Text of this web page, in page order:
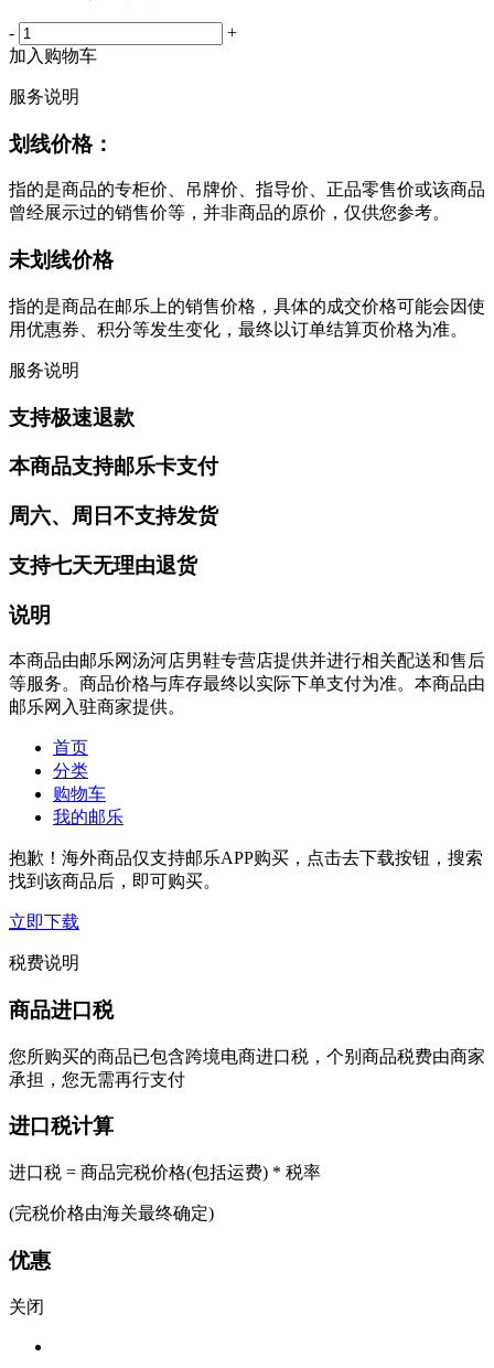
-
+
加入购物车
服务说明
划线价格：
指的是商品的专柜价、吊牌价、指导价、正品零售价或该商品
曾经展示过的销售价等，并非商品的原价，仅供您参考。
未划线价格
指的是商品在邮乐上的销售价格，具体的成交价格可能会因使
用优惠券、积分等发生变化，最终以订单结算页价格为准。
服务说明
支持极速退款
本商品支持邮乐卡支付
周六、周日不支持发货
支持七天无理由退货
说明
本商品由邮乐网汤河店男鞋专营店提供并进行相关配送和售后
等服务。商品价格与库存最终以实际下单支付为准。本商品由
邮乐网入驻商家提供。
首页
分类
购物车
我的邮乐
抱歉！海外商品仅支持邮乐APP购买，点击去下载按钮，搜索
找到该商品后，即可购买。
立即下载
税费说明
商品进口税
您所购买的商品已包含跨境电商进口税，个别商品税费由商家
承担，您无需再行支付
进口税计算
进口税 = 商品完税价格(包括运费) * 税率
(完税价格由海关最终确定)
优惠
关闭